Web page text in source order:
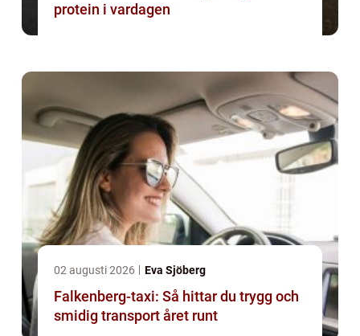
protein i vardagen
02 augusti 2026 Eva Sjöberg
Falkenberg-taxi: Så hittar du trygg och
smidig transport året runt